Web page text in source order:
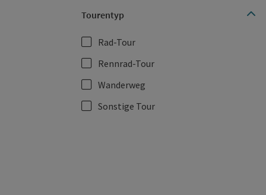
Tourentyp
Rad-Tour
Rennrad-Tour
Wanderweg
Sonstige Tour